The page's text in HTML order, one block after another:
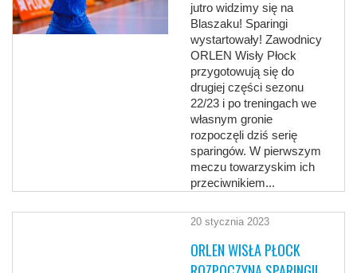
jutro widzimy się na
Blaszaku! Sparingi
wystartowały! Zawodnicy
ORLEN Wisły Płock
przygotowują się do
drugiej części sezonu
22/23 i po treningach we
własnym gronie
rozpoczęli dziś serię
sparingów. W pierwszym
meczu towarzyskim ich
przeciwnikiem...
20 stycznia 2023
ORLEN WISŁA PŁOCK